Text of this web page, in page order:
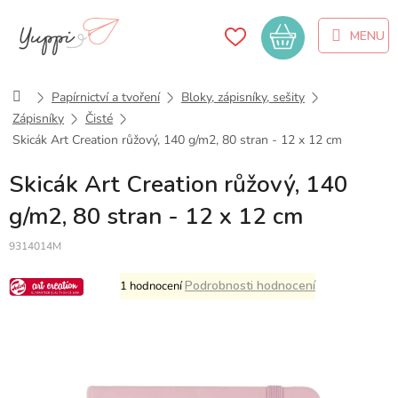
obsah
Nákupní
košík
DomůPapírnictví a tvoření
Bloky, zápisníky, sešity
Zápisníky
Čisté
Skicák Art Creation růžový, 140 g/m2, 80 stran - 12 x 12 cm
Skicák Art Creation růžový, 140
g/m2, 80 stran - 12 x 12 cm
9314014M
Průměrné
hodnocení
5
1 hodnoceníPodrobnosti hodnocení